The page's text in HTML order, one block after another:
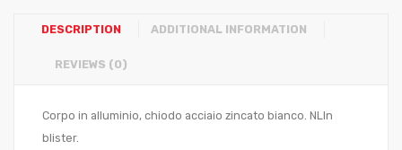
DESCRIPTION ADDITIONAL INFORMATION
REVIEWS (0)
Corpo in alluminio, chiodo acciaio zincato bianco. NLIn
blister.